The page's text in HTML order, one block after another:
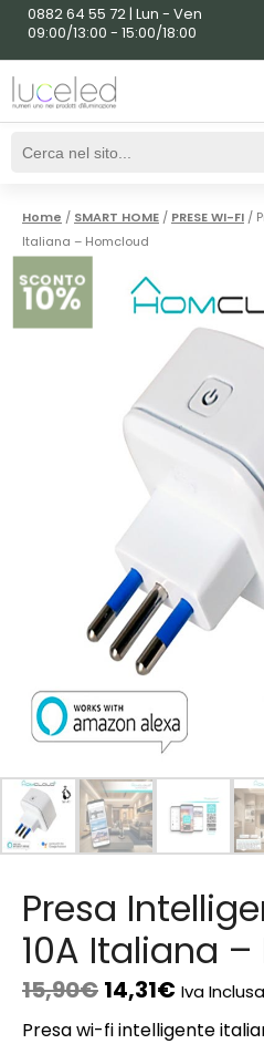
0882 64 55 72 | Lun - Ven
09:00/13:00 - 15:00/18:00
Home / SMART HOME / PRESE WI-FI /
Italiana – Homcloud
SCONTO
10%
Presa
10A Italiana
15,90€ 14,31€ Iva Inclusa
Presa wi-fi intelligente